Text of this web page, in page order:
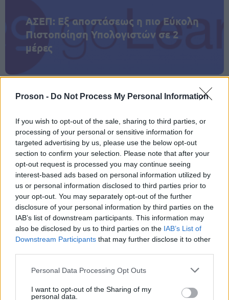
Proson - Do Not Process My Personal Information
If you wish to opt-out of the sale, sharing to third parties, or
processing of your personal or sensitive information for
targeted advertising by us, please use the below opt-out
section to confirm your selection. Please note that after your
opt-out request is processed you may continue seeing
interest-based ads based on personal information utilized by
us or personal information disclosed to third parties prior to
your opt-out. You may separately opt-out of the further
disclosure of your personal information by third parties on the
IAB’s list of downstream participants. This information may
also be disclosed by us to third parties on the IAB’s List of
Downstream Participants that may further disclose it to other
Please note that this website/app uses one or more Google
not limited to your visit or usage behaviour. You may click to
Personal Data Processing Opt Outs
I want to opt-out of the Sharing of my
personal data.
ΑΣΕΠ: Εξ αποστάσεως η πιο Εύκολη
Πιστοποίηση Υπολογιστών σε 2
μέρες
ειδήσεις.
Βάλε το proson.gr στα αποτελέσματα
αναζήτησης της Google
Δημοφιλείς Ειδήσεις
ΑΣΕΠ: Αυτές είναι οι δύο επόμενες
προκηρύξεις «μαμούθ» (με μόρια)